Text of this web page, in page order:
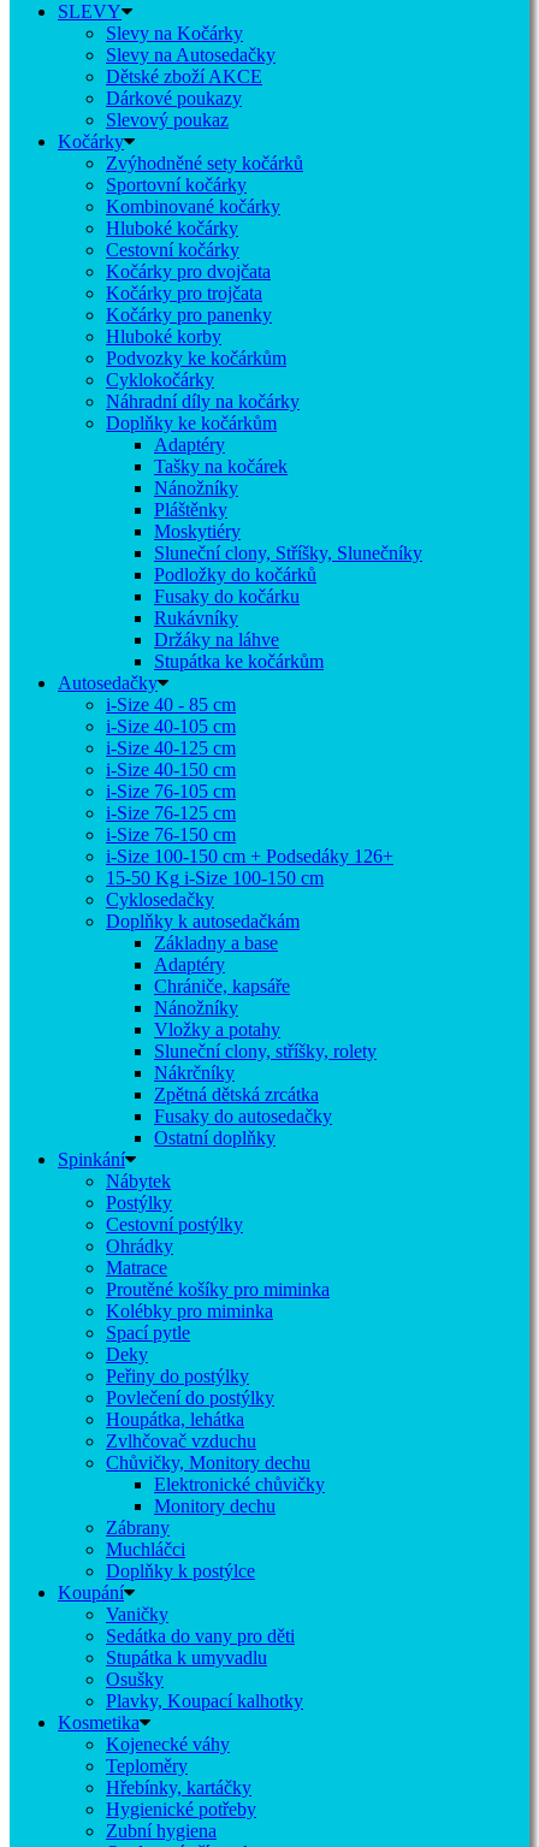
SLEVY
Slevy na Kočárky
Slevy na Autosedačky
Dětské zboží AKCE
Dárkové poukazy
Slevový poukaz
Kočárky
Zvýhodněné sety kočárků
Sportovní kočárky
Kombinované kočárky
Hluboké kočárky
Cestovní kočárky
Kočárky pro dvojčata
Kočárky pro trojčata
Kočárky pro panenky
Hluboké korby
Podvozky ke kočárkům
Cyklokočárky
Náhradní díly na kočárky
Doplňky ke kočárkům
Adaptéry
Tašky na kočárek
Nánožníky
Pláštěnky
Moskytiéry
Sluneční clony, Stříšky, Slunečníky
Podložky do kočárků
Fusaky do kočárku
Rukávníky
Držáky na láhve
Stupátka ke kočárkům
Autosedačky
i-Size 40 - 85 cm
i-Size 40-105 cm
i-Size 40-125 cm
i-Size 40-150 cm
i-Size 76-105 cm
i-Size 76-125 cm
i-Size 76-150 cm
i-Size 100-150 cm + Podsedáky 126+
15-50 Kg i-Size 100-150 cm
Cyklosedačky
Doplňky k autosedačkám
Základny a base
Adaptéry
Chrániče, kapsáře
Nánožníky
Vložky a potahy
Sluneční clony, stříšky, rolety
Nákrčníky
Zpětná dětská zrcátka
Fusaky do autosedačky
Ostatní doplňky
Spinkání
Nábytek
Postýlky
Cestovní postýlky
Ohrádky
Matrace
Proutěné košíky pro miminka
Kolébky pro miminka
Spací pytle
Deky
Peřiny do postýlky
Povlečení do postýlky
Houpátka, lehátka
Zvlhčovač vzduchu
Chůvičky, Monitory dechu
Elektronické chůvičky
Monitory dechu
Zábrany
Muchláčci
Doplňky k postýlce
Koupání
Vaničky
Sedátka do vany pro děti
Stupátka k umyvadlu
Osušky
Plavky, Koupací kalhotky
Kosmetika
Kojenecké váhy
Teploměry
Hřebínky, kartáčky
Hygienické potřeby
Zubní hygiena